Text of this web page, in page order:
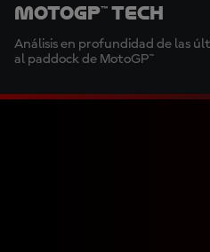
MotoGP™ Tech
Análisis en profundidad de las
al paddock de MotoGP™